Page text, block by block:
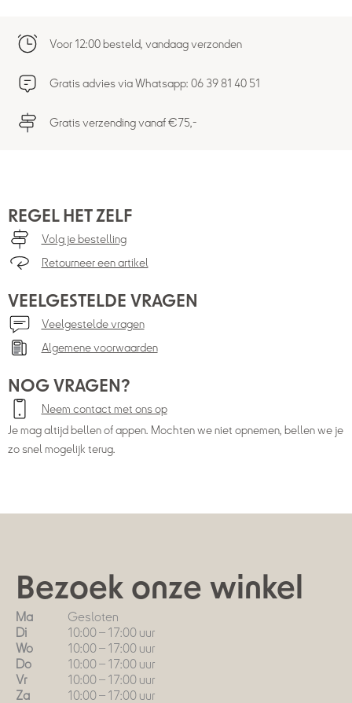
Voor 12:00 besteld, vandaag verzonden
Gratis advies via Whatsapp: 06 39 81 40 51
Gratis verzending vanaf €75,-
REGEL HET ZELF
Volg je bestelling
Retourneer een artikel
VEELGESTELDE VRAGEN
Veelgestelde vragen
Algemene voorwaarden
NOG VRAGEN?
Neem contact met ons op
Je mag altijd bellen of appen. Mochten we niet opnemen, bellen we je
zo snel mogelijk terug.
Bezoek onze winkel
Ma
Gesloten
Di
10:00 – 17:00 uur
Wo
10:00 – 17:00 uur
Do
10:00 – 17:00 uur
Vr
10:00 – 17:00 uur
Za
10:00 – 17:00 uur